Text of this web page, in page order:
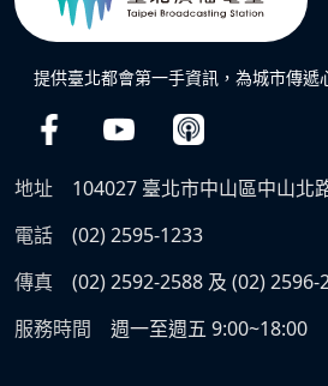
提供臺北都會第一手資訊，為城市傳遞
地址
104027 臺北市中山區中山北
電話
(02) 2595-1233
傳真
(02) 2592-2588 及 (02) 2596-
服務時間
週一至週五 9:00~18:00